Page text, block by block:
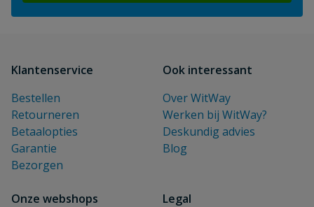
Klantenservice
Bestellen
Retourneren
Betaalopties
Garantie
Bezorgen
Ook interessant
Over WitWay
Werken bij WitWay?
Deskundig advies
Blog
Onze webshops
Legal